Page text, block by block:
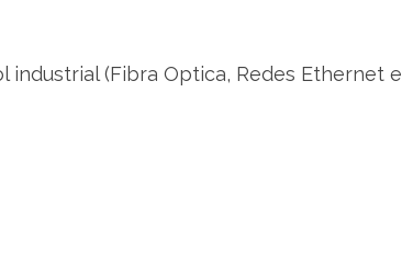
(Fibra Optica, Redes Ethernet e